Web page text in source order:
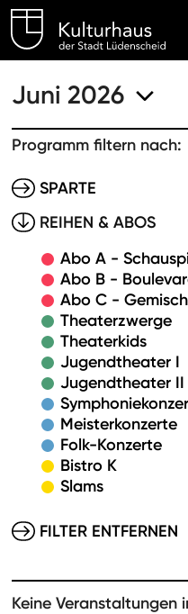
Juni 2026
Programm filtern nach:
SPARTE
REIHEN & ABOS
Abo A -
Abo B -
Abo C -
Theaterzwerge
Theaterkids
Jugendtheater I
Jugendtheater II
Meisterkonzerte
Folk-Konzerte
Bistro K
Slams
FILTER ENTFERNEN
Keine Veranstaltungen